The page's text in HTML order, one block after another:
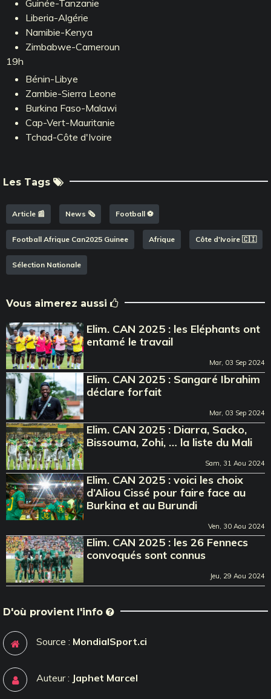
Guinée-Tanzanie
Liberia-Algérie
Namibie-Kenya
Zimbabwe-Cameroun
19h
Bénin-Libye
Zambie-Sierra Leone
Burkina Faso-Malawi
Cap-Vert-Mauritanie
Tchad-Côte d'Ivoire
Les Tags
Article 📰 News 🗞️ Football ⚽️
Football Afrique Can2025 Guinee Afrique Côte d'Ivoire 🇨🇮
Sélection Nationale
Vous aimerez aussi
Elim. CAN 2025 : les Eléphants ont
entamé le travail
Mar, 03 Sep 2024
Elim. CAN 2025 : Sangaré Ibrahim
déclare forfait
Mar, 03 Sep 2024
Elim. CAN 2025 : Diarra, Sacko,
Bissouma, Zohi, … la liste du Mali
Sam, 31 Aou 2024
Elim. CAN 2025 : voici les choix
d’Aliou Cissé pour faire face au
Burkina et au Burundi
Ven, 30 Aou 2024
Elim. CAN 2025 : les 26 Fennecs
convoqués sont connus
Jeu, 29 Aou 2024
D'où provient l'info
Source : MondialSport.ci
Auteur : Japhet Marcel